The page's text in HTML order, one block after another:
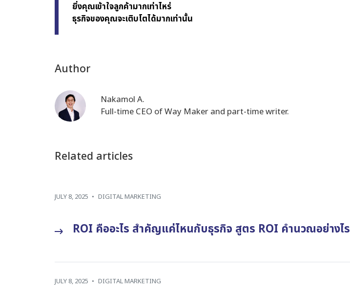
ยิ่งคุณเข้าใจลูกค้ามากเท่าไหร่
ธุรกิจของคุณจะเติบโตได้มากเท่านั้น
Author
Nakamol A.
Full-time CEO of Way Maker and part-time writer.
Related articles
JULY 8, 2025 • DIGITAL MARKETING
ROI คืออะไร สำคัญแค่ไหนกับธุรกิจ สูตร ROI คำนวณอย่างไร
JULY 8, 2025 • DIGITAL MARKETING